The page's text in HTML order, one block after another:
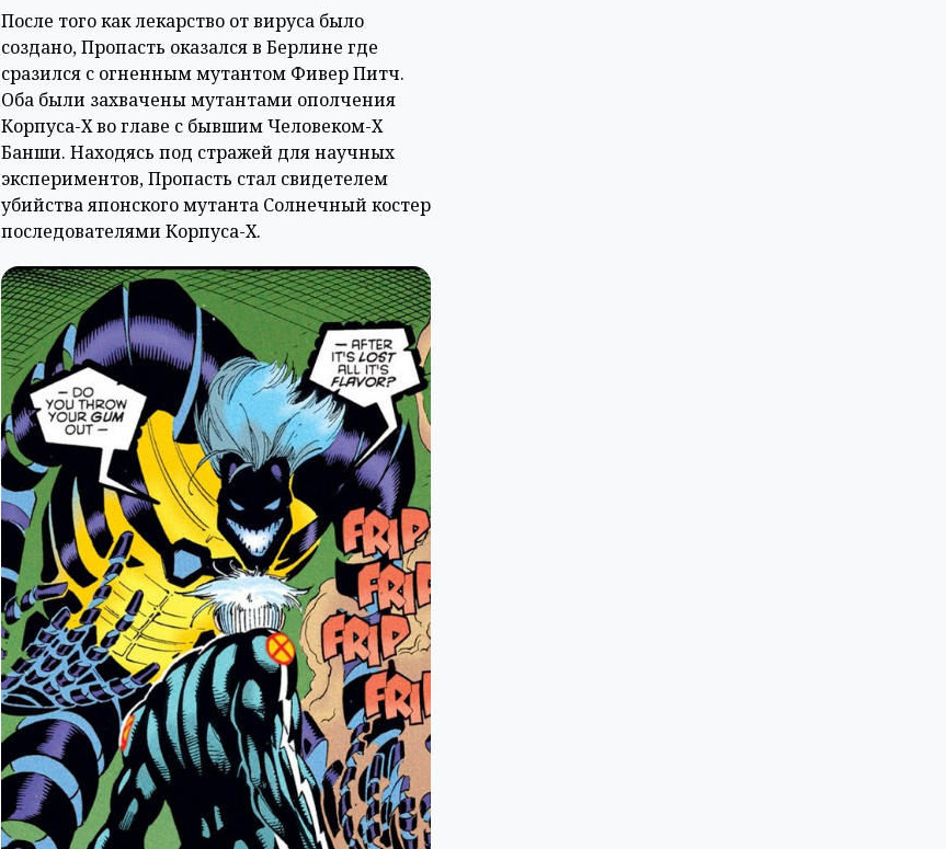
После того как лекарство от вируса было
создано, Пропасть оказался в Берлине где
сразился с огненным мутантом Фивер Питч.
Оба были захвачены мутантами ополчения
Корпуса-Х во главе с бывшим Человеком-Х
Банши. Находясь под стражей для научных
экспериментов, Пропасть стал свидетелем
убийства японского мутанта Солнечный костер
последователями Корпуса-Х.